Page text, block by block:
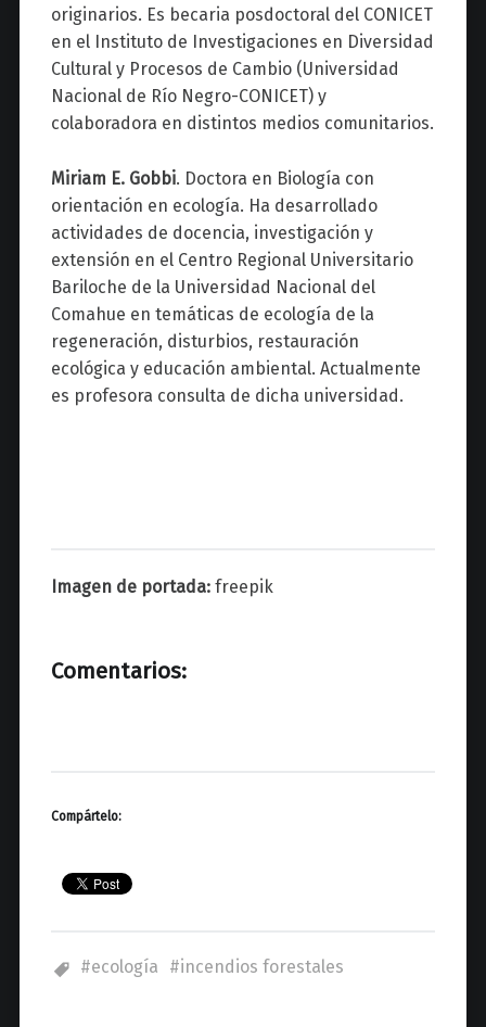
originarios. Es becaria posdoctoral del CONICET
en el Instituto de Investigaciones en Diversidad
Cultural y Procesos de Cambio (Universidad
Nacional de Río Negro-CONICET) y
colaboradora en distintos medios comunitarios.
Miriam E. Gobbi. Doctora en Biología con
orientación en ecología. Ha desarrollado
actividades de docencia, investigación y
extensión en el Centro Regional Universitario
Bariloche de la Universidad Nacional del
Comahue en temáticas de ecología de la
regeneración, disturbios, restauración
ecológica y educación ambiental. Actualmente
es profesora consulta de dicha universidad.
Imagen de portada: freepik
Comentarios:
Compártelo:
ecología incendios forestales